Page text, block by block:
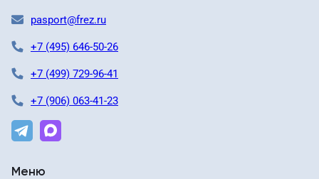
pasport@frez.ru
+7 (495) 646-50-26
+7 (499) 729-96-41
+7 (906) 063-41-23
Меню